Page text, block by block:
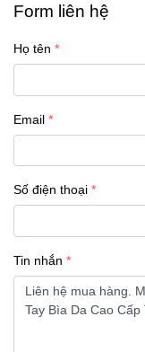
Form liên hệ
Họ tên
Email
Số điện thoại
Tin nhắn